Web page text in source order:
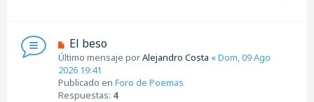
s
a
j
e
N
u
e
v
o
El beso
Último mensaje porAlejandro Costa «Dom, 09 Ago
2026 19:41
Publicado en Foro de Poemas
Respuestas: 4